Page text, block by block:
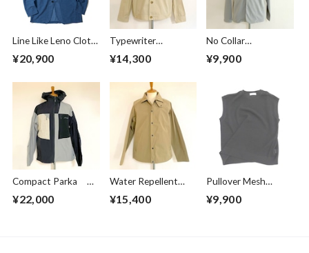
Line Like Leno Cloth
¥20,900
Typewriter
¥14,300
No Collar
¥9,900
Compact Parka
¥22,000
Water Repellent
¥15,400
Pullover Mesh
¥9,900